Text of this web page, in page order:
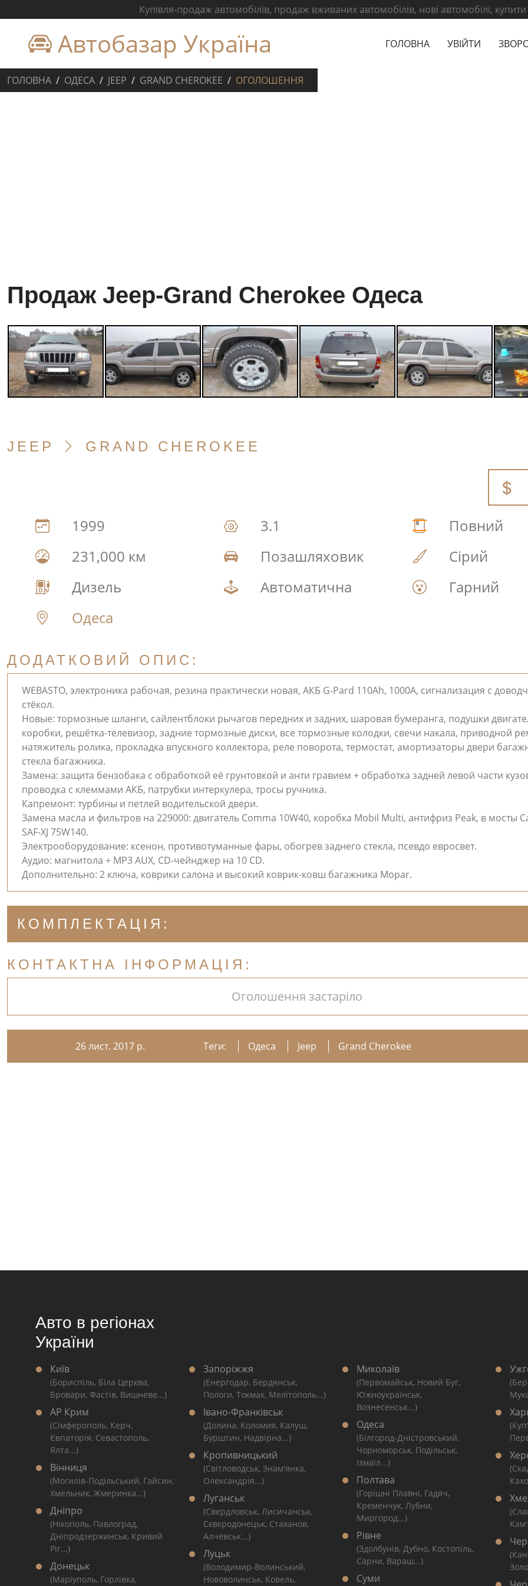
Купівля-продаж автомобілів, продаж вживаних автомобілів, нові автомобілі,
Автобазар Україна ГОЛОВНА УВІЙТИ
ГОЛОВНА ОДЕСА JEEP GRAND CHEROKEE ОГОЛОШЕННЯ
Продаж Jeep-Grand Cherokee Одеса
JEEP GRAND CHEROKEE
1999
231,000 км
Дизель
3.1
Позашляховик
Автоматична
Повний
Сірий
Гарний
Одеса
ДОДАТКОВИЙ ОПИС:
WEBASTO, электроника рабочая, резина практически новая, АКБ G-Pard 110Ah, 1000A, сигнализация с
стёкол.
Новые: тормозные шланги, сайлентблоки рычагов передних и задних, шаровая бумеранга, подушки
коробки, решётка-телевизор, задние тормозные диски, все тормозные колодки, свечи накала, приводной
натяжитель ролика, прокладка впускного коллектора, реле поворота, термостат, амортизаторы двери
стекла багажника.
Замена: защита бензобака с обработкой её грунтовкой и анти гравием + обработка задней левой части
проводка с клеммами АКБ, патрубки интеркулера, тросы ручника.
Капремонт: турбины и петлей водительской двери.
Замена масла и фильтров на 229000: двигатель Comma 10W40, коробка Mobil Multi, антифриз Peak, в мосты
SAF-XJ 75W140.
Электрооборудование: ксенон, противотуманные фары, обогрев заднего стекла, псевдо евросвет.
Аудио: магнитола + MP3 AUX, CD-чейнджер на 10 CD.
Дополнительно: 2 ключа, коврики салона и высокий коврик-ковш багажника Mopar.
КОМПЛЕКТАЦІЯ:
КОНТАКТНА ІНФОРМАЦІЯ:
Оголошення застаріло
26 лист. 2017 р. Теги: Одеса Jeep Grand Cherokee
Авто в регіонах
України
Київ
(Бориспіль, Біла Церква,
Бровари, Фастів, Вишневе...)
АР Крим
(Сімферополь, Керч,
Євпаторія, Севастополь,
Ялта...)
Вінниця
(Могилів-Подільський, Гайсин,
Хмельник, Жмеринка...)
Дніпро
(Нікополь, Павлоград,
Дніпродзержинськ, Кривий
Ріг...)
Донецьк
(Маріуполь, Горлівка,
Запоріжжя
(Енергодар, Бердянськ,
Пологи, Токмак, Мелітополь...)
Івано-Франківськ
(Долина, Коломия, Калуш,
Бурштин, Надвірна...)
Кропивницький
(Світловодськ, Знам'янка,
Олександрія...)
Луганськ
(Свердловськ, Лисичанськ,
Сєвєродонецьк, Стаханов,
Алчевськ...)
Луцьк
(Володимир-Волинський,
Нововолинськ, Ковель,
Миколаїв
(Первомайськ, Новий Буг,
Южноукраїнськ,
Вознесенськ...)
Одеса
(Білгород-Дністровський,
Чорноморськ, Подільськ,
Ізмаїл...)
Полтава
(Горішні Плавні, Гадяч,
Кременчук, Лубни,
Миргород...)
Рівне
(Здолбунів, Дубно, Костопіль,
Сарни, Вараш...)
Суми